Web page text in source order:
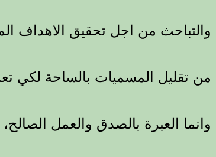
والتباحث من اجل تحقيق الاهداف
من تقليل المسميات بالساحة لكي
وانما العبرة بالصدق والعمل